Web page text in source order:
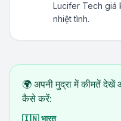
Lucifer Tech giá
nhiệt tình.
🌍 अपनी मुद्रा में कीमतें
कैसे करें:
🇮🇳 भारत